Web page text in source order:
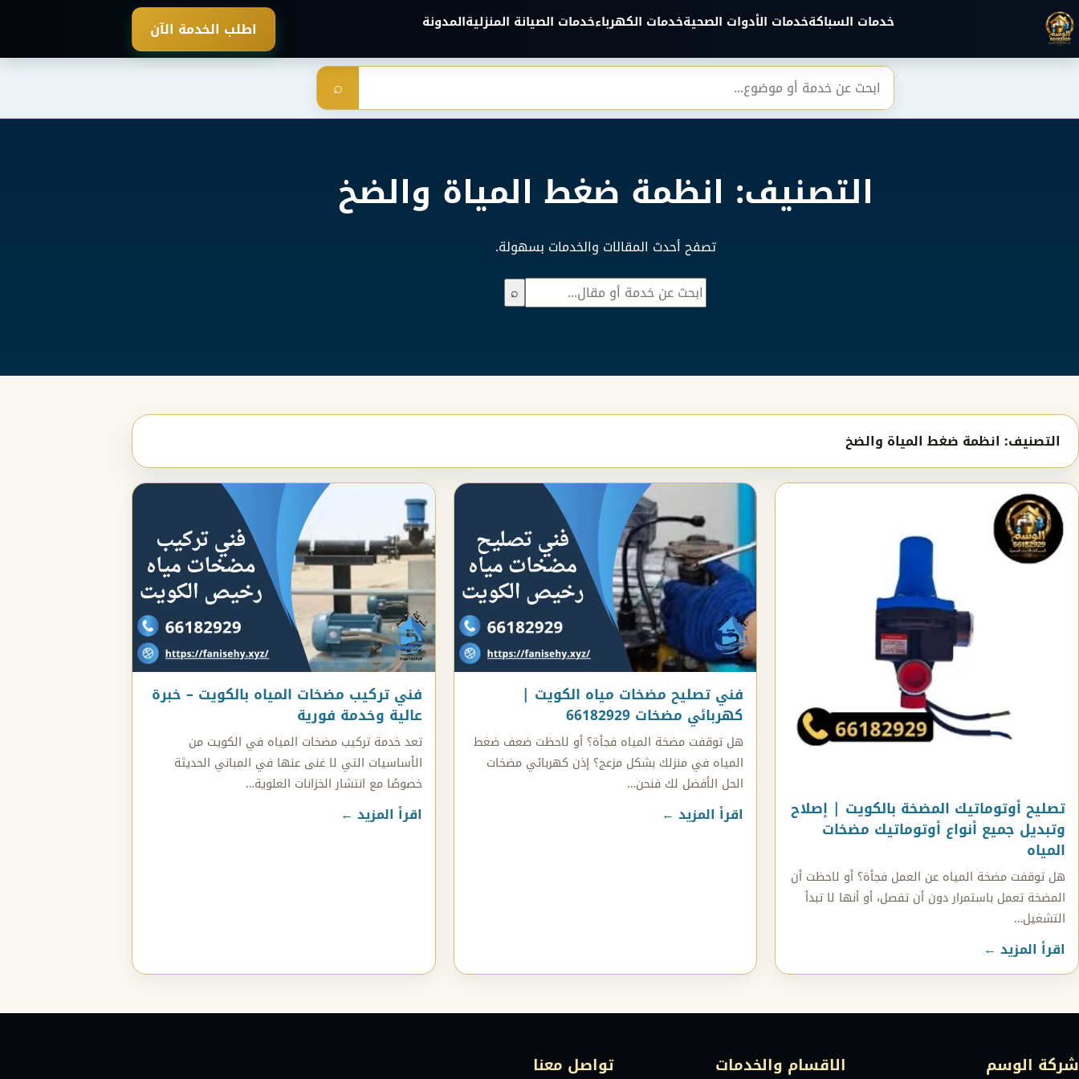
تخطي إلى المحتوى الرئيسي خدمات السباكةخدمات الأدوات الصحيةخدمات الكهرباءخدمات الصيانة المنزليةالمدونة
اطلب الخدمة الآن
بحث
⌕
التصنيف: انظمة ضغط المياة والضخ
تصفح أحدث المقالات والخدمات بسهولة.
بحث
⌕
التصنيف: انظمة ضغط المياة والضخ
تصليح أوتوماتيك المضخة بالكويت | إصلاح
وتبديل جميع أنواع أوتوماتيك مضخات
المياه
هل توقفت مضخة المياه عن العمل فجأة؟ أو لاحظت أن
المضخة تعمل باستمرار دون أن تفصل، أو أنها لا تبدأ
التشغيل…
اقرأ المزيد ←
فني تصليح مضخات مياه الكويت |
كهربائي مضخات 66182929
هل توقفت مضخة المياه فجأة؟ أو لاحظت ضعف ضغط
المياه في منزلك بشكل مزعج؟ إذن كهربائي مضخات
الحل الأفضل لك فنحن…
اقرأ المزيد ←
فني تركيب مضخات المياه بالكويت – خبرة
عالية وخدمة فورية
تعد خدمة تركيب مضخات المياه في الكويت من
الأساسيات التي لا غنى عنها في المباني الحديثة
خصوصًا مع انتشار الخزانات العلوية…
اقرأ المزيد ←
شركة الوسم الاقسام والخدمات تواصل معنا